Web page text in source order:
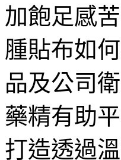
加飽足感
腫貼布如
品及公司
藥精有助
打造透過